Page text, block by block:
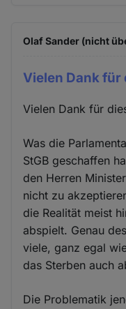
Olaf Sander (nicht
Vielen Dank für
Vielen Dank für
Was die
StGB geschaffen
den Herren
nicht zu
die Realität meist
abspielt. Genau
viele, ganz egal
das Sterben auch
Die Problematik